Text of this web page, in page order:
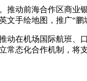
推动前海合作区商
文手绘地图，推广“
动在机场国际航班
常态化合作机制，将